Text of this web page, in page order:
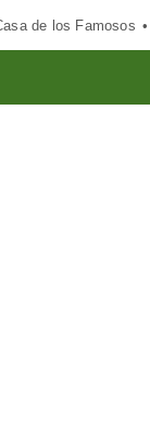
de los Famosos